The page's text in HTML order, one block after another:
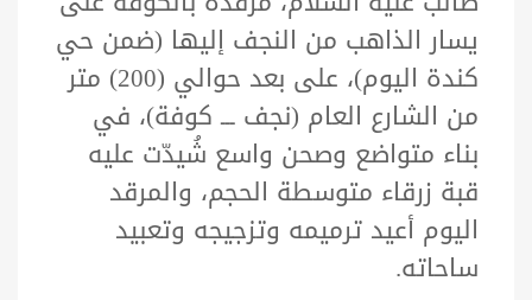
يسار الذاهب من النجف إليها (ضمن حي
كندة اليوم)، على بعد حوالي (200) متر
من الشارع العام (نجف ـــ كوفة)، في
بناء متواضع وصحن واسع شُيدّت عليه
قبة زرقاء متوسطة الحجم، والمرقد
اليوم أعيد ترميمه وتزجيجه وتعبيد
ساحاته.